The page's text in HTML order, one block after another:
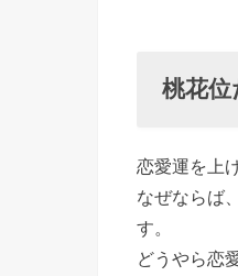
桃花
恋愛運を上
なぜならば
す。
どうやら恋